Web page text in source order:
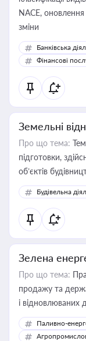
NACE,
зміни
Банківська
Фінансові
Земельні
Про що тема:
підготовки,
об’єктів
Будівельна
Зелена
Про що тема:
продажу та
і відновлюваних
Паливно-